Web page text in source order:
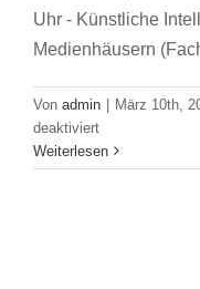
Uhr - Künstliche
Medienhäusern
Von admin | März 10th,
deaktiviertfür
zur
Weiterlesen